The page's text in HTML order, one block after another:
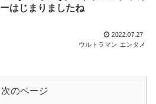
ーはじまりましたね
2022.07.27
ウルトラマン エンタメ
次のページ